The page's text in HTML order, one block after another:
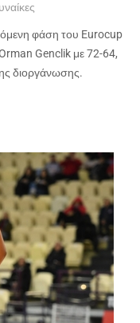
φάση του Eurocup
Genclik με 72-64,
διοργάνωσης.